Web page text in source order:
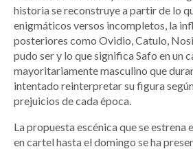
historia se reconstruye a partir de lo
enigmáticos versos incompletos, la
posteriores como Ovidio, Catulo,
pudo ser y lo que significa Safo en un
mayoritariamente masculino que
intentado reinterpretar su figura
prejuicios de cada época.
La propuesta escénica que se estrena
en cartel hasta el domingo se ha